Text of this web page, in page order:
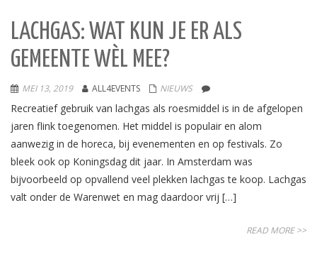
LACHGAS: WAT KUN JE ER ALS
GEMEENTE WÈL MEE?
MEI 13, 2019 ALL4EVENTS NIEUWS
Recreatief gebruik van lachgas als roesmiddel is in de afgelopen
jaren flink toegenomen. Het middel is populair en alom
aanwezig in de horeca, bij evenementen en op festivals. Zo
bleek ook op Koningsdag dit jaar. In Amsterdam was
bijvoorbeeld op opvallend veel plekken lachgas te koop. Lachgas
valt onder de Warenwet en mag daardoor vrij […]
READ MORE >>